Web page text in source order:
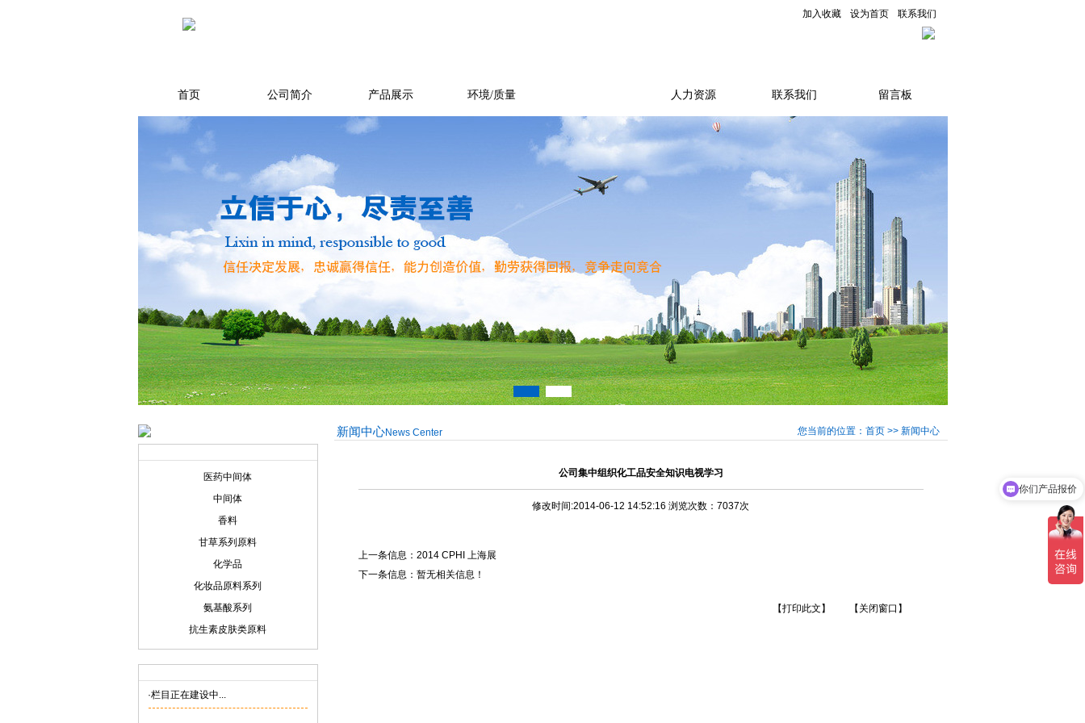
加入收藏 设为首页 联系我们
首页 公司简介 产品展示 环境/质量 人力资源 联系我们 留言板
医药中间体
中间体
香料
甘草系列原料
化学品
化妆品原料系列
氨基酸系列
抗生素皮肤类原料
·栏目正在建设中...
您当前的位置：首页 >> 新闻中心
新闻中心News Center
公司集中组织化工品安全知识电视学习
修改时间:2014-06-12 14:52:16 浏览次数：7037次
上一条信息： 2014 CPHI 上海展
下一条信息：暂无相关信息！
【打印此文】 【关闭窗口】
在线咨询